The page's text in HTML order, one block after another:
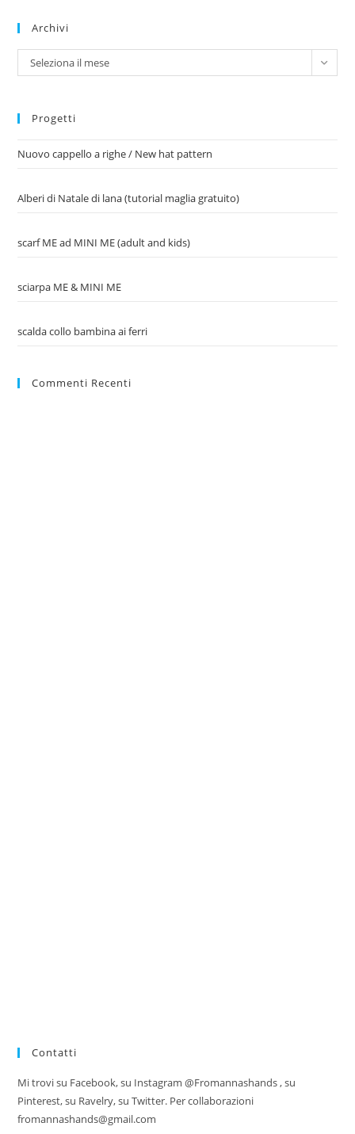
Archivi
Archivi
Seleziona il mese
Progetti
Nuovo cappello a righe / New hat pattern
Alberi di Natale di lana (tutorial maglia gratuito)
scarf ME ad MINI ME (adult and kids)
sciarpa ME & MINI ME
scalda collo bambina ai ferri
Commenti Recenti
Contatti
Mi trovi su Facebook, su Instagram @Fromannashands , su
Pinterest, su Ravelry, su Twitter. Per collaborazioni
fromannashands@gmail.com